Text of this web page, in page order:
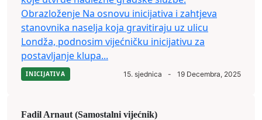
Obrazloženje Na osnovu inicijativa i zahtjeva
stanovnika naselja koja gravitiraju uz ulicu
Londža, podnosim vijećničku inicijativu za
postavljanje klupa...
INICIJATIVA 15. sjednica - 19 Decembra, 2025
Fadil Arnaut (Samostalni vijećnik)